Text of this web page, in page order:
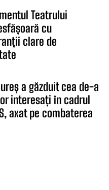
Teatrului
cu
clare de
a găzduit cea de-a
interesați în cadrul
axat pe combaterea